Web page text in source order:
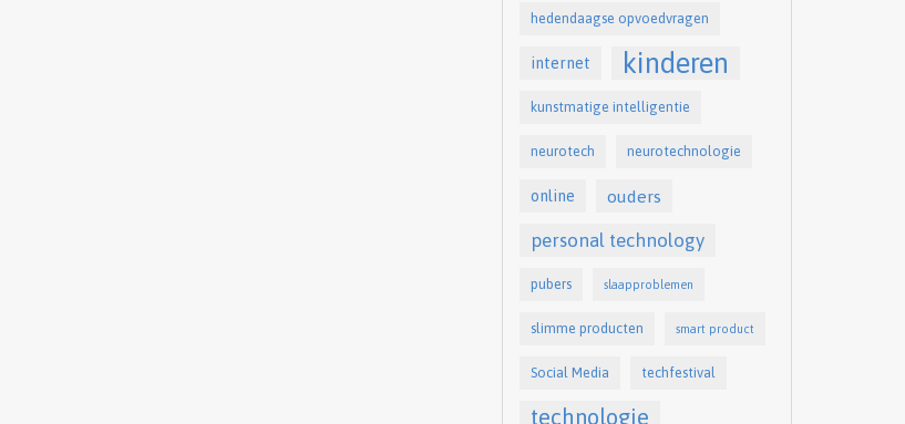
hedendaagse opvoedvragen
internet kinderen
kunstmatige intelligentie
neurotech neurotechnologie
online ouders
personal technology
pubers slaapproblemen
slimme producten smart product
Social Media techfestival
technologie